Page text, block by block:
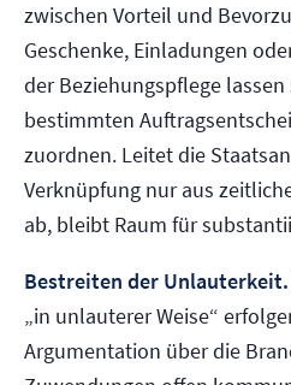
zwischen Vorteil und
Geschenke, Einladungen
der Beziehungspflege
bestimmten
zuordnen. Leitet die
Verknüpfung nur aus
ab, bleibt Raum für
Bestreiten der Unlauterkeit.
„in unlauterer Weise“
Argumentation über die